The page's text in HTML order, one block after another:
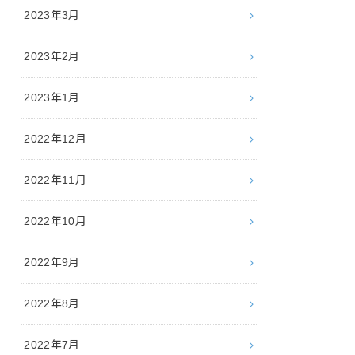
2023年3月
2023年2月
2023年1月
2022年12月
2022年11月
2022年10月
2022年9月
2022年8月
2022年7月